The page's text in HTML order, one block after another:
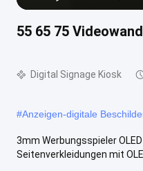
55 65 75
Digital Signage Kiosk
#Anzeigen-digitale
3mm Werbungsspieler
Seitenverkleidungen mit